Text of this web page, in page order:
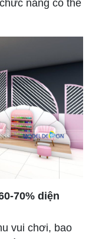
năng có thể
70% diện
vui chơi, bao